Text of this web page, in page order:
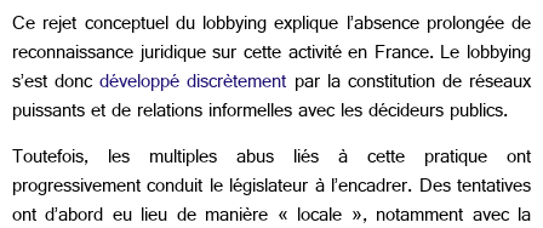
Ce rejet conceptuel du lobbying explique l’absence prolongée de
reconnaissance juridique sur cette activité en France. Le lobbying
s’est doncdéveloppé discrètement par la constitution de réseaux
puissants et de relations informelles avec les décideurs publics.
Toutefois, les multiples abus liés à cette pratique ont
progressivement conduit le législateur à l’encadrer. Des tentatives
ont d’abord eu lieu de manière « locale », notamment avec la